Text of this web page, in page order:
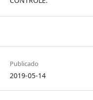
Publicado
2019-05-14